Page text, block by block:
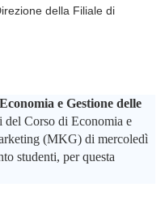
della Filiale di
e Gestione delle
del Corso di Economia e
(MKG) di mercoledì
studenti, per questa